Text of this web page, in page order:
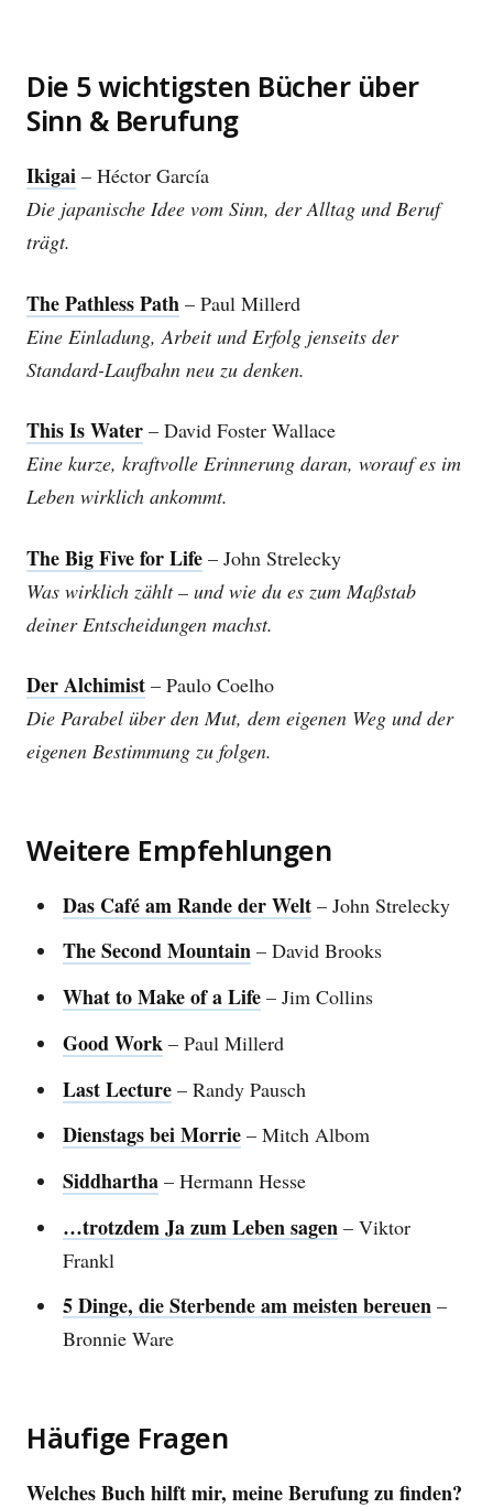
Die 5 wichtigsten Bücher über
Sinn & Berufung
Ikigai – Héctor García
Die japanische Idee vom Sinn, der Alltag und Beruf
trägt.
The Pathless Path – Paul Millerd
Eine Einladung, Arbeit und Erfolg jenseits der
Standard-Laufbahn neu zu denken.
This Is Water – David Foster Wallace
Eine kurze, kraftvolle Erinnerung daran, worauf es im
Leben wirklich ankommt.
The Big Five for Life – John Strelecky
Was wirklich zählt – und wie du es zum Maßstab
deiner Entscheidungen machst.
Der Alchimist – Paulo Coelho
Die Parabel über den Mut, dem eigenen Weg und der
eigenen Bestimmung zu folgen.
Weitere Empfehlungen
Das Café am Rande der Welt– John Strelecky
The Second Mountain– David Brooks
What to Make of a Life– Jim Collins
Good Work– Paul Millerd
Last Lecture– Randy Pausch
Dienstags bei Morrie– Mitch Albom
Siddhartha– Hermann Hesse
…trotzdem Ja zum Leben sagen – Viktor
Frankl
5 Dinge, die Sterbende am meisten bereuen–
Bronnie Ware
Häufige Fragen
Welches Buch hilft mir, meine Berufung zu finden?